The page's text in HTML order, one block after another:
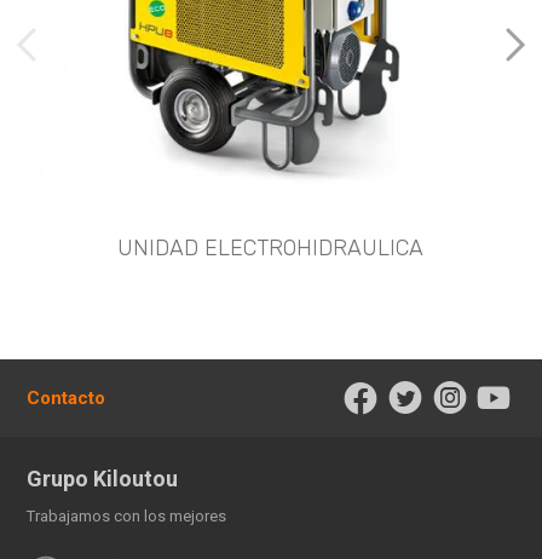
UNIDAD ELECTROHIDRAULICA
imágenes anteriores
Contacto
Grupo Kiloutou
Trabajamos con los mejores